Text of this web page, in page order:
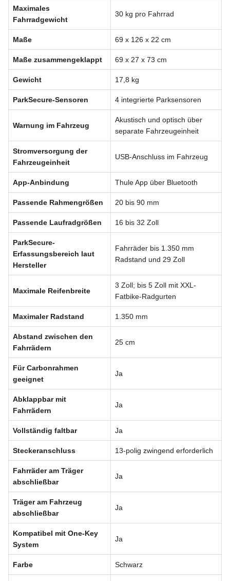
Maximales
Fahrradgewicht
30 kg pro Fahrrad
Maße 69 x 126 x 22 cm
Maße zusammengeklappt 69 x 27 x 73 cm
Gewicht 17,8 kg
ParkSecure-Sensoren 4 integrierte Parksensoren
Warnung im Fahrzeug
Akustisch und optisch über
separate Fahrzeugeinheit
Stromversorgung der
Fahrzeugeinheit
USB-Anschluss im Fahrzeug
App-Anbindung Thule App über Bluetooth
Passende Rahmengrößen 20 bis 90 mm
Passende Laufradgrößen 16 bis 32 Zoll
ParkSecure-
Erfassungsbereich laut
Hersteller
Fahrräder bis 1.350 mm
Radstand und 29 Zoll
Maximale Reifenbreite
3 Zoll; bis 5 Zoll mit XXL-
Fatbike-Radgurten
Maximaler Radstand 1.350 mm
Abstand zwischen den
Fahrrädern
25 cm
Für Carbonrahmen
geeignet
Ja
Abklappbar mit
Fahrrädern
Ja
Vollständig faltbar Ja
Steckeranschluss 13-polig zwingend erforderlich
Fahrräder am Träger
abschließbar
Ja
Träger am Fahrzeug
abschließbar
Ja
Kompatibel mit One-Key
System
Ja
Farbe Schwarz